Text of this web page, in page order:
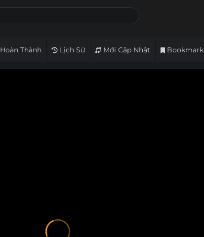
Hoàn Thành Lịch Sử Mới Cập Nhật Bookmark